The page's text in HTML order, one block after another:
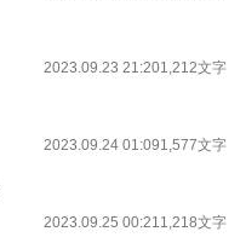
2023.09.23 21:201,212文字
2023.09.24 01:091,577文字
2023.09.25 00:211,218文字